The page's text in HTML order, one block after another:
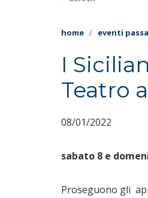
home eventi
I
Teatro
08/01/2022
sabato 8 e
Proseguono gli